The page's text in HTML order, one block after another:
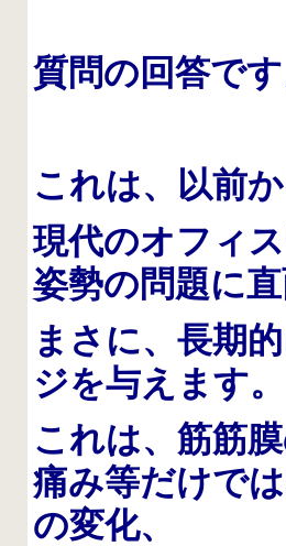
質問の回答です
これは、以前
現代のオフィ
姿勢の問題に
まさに、長期
ジを与えます。
これは、筋筋
痛み等だけで
の変化、